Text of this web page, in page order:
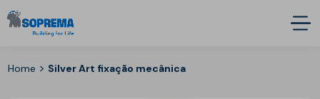
Home > Silver Art fixação mecânica